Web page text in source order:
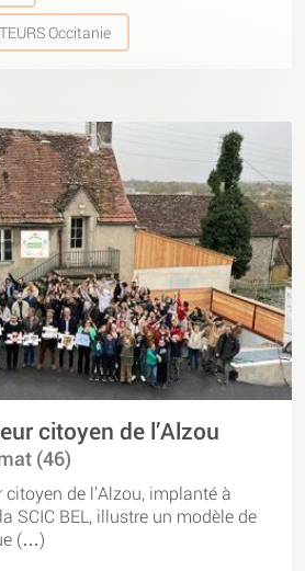
Occitanie
citoyen de l’Alzou
(46)
de l’Alzou, implanté à
SCIC BEL, illustre un modèle de
(…)